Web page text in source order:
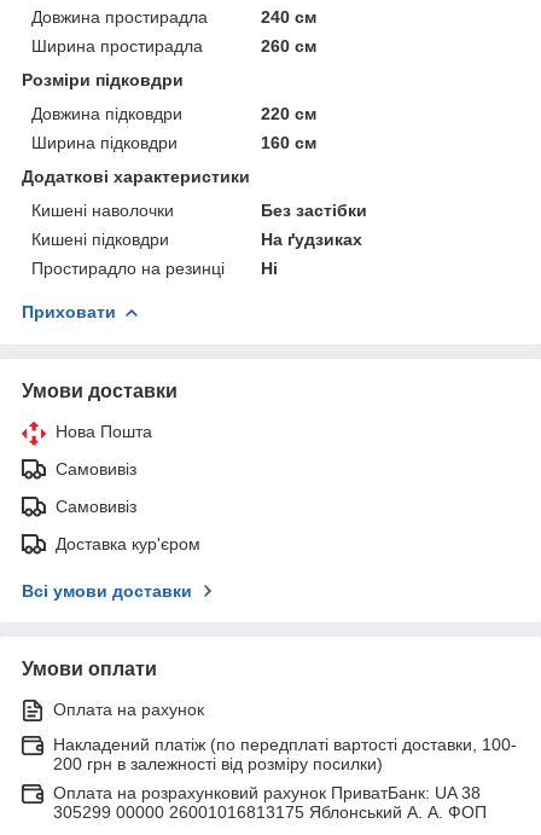
Довжина простирадла
240 см
Ширина простирадла
260 см
Розміри підковдри
Довжина підковдри
220 см
Ширина підковдри
160 см
Додаткові характеристики
Кишені наволочки
Без застібки
Кишені підковдри
На ґудзиках
Простирадло на резинці
Ні
Приховати
Умови доставки
Нова Пошта
Самовивіз
Самовивіз
Доставка кур'єром
Всі умови доставки
Умови оплати
Оплата на рахунок
Накладений платіж (по передплаті вартості доставки, 100-
200 грн в залежності від розміру посилки)
Оплата на розрахунковий рахунок ПриватБанк: UA 38
305299 00000 26001016813175 Яблонський А. А. ФОП